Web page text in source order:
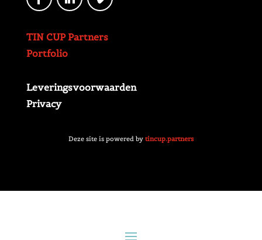
TIN CUP Partners
Portfolio
Leveringsvoorwaarden
Privacy
Deze site is powered by tincup.partners